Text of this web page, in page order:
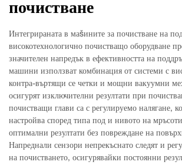
почистване
Интегрираната в маšините за почистване на
високотехнологично почистващо оборудване
значителен напредък в ефективността на
машини използват комбинация от системи с
контра-въртящи се четки и мощни вакуумни
осигурят изключителни резултати при
почистващи глави са с регулируемо налягане,
настройва според типа под и нивото на
оптимални резултати без повреждане на
Напреднали сензори непрекъснато следят и
на почистването, осигурявайки постоянни